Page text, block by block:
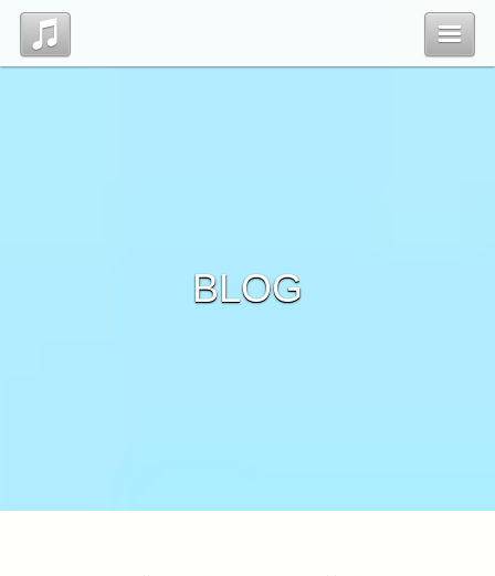
Contact
BLOG